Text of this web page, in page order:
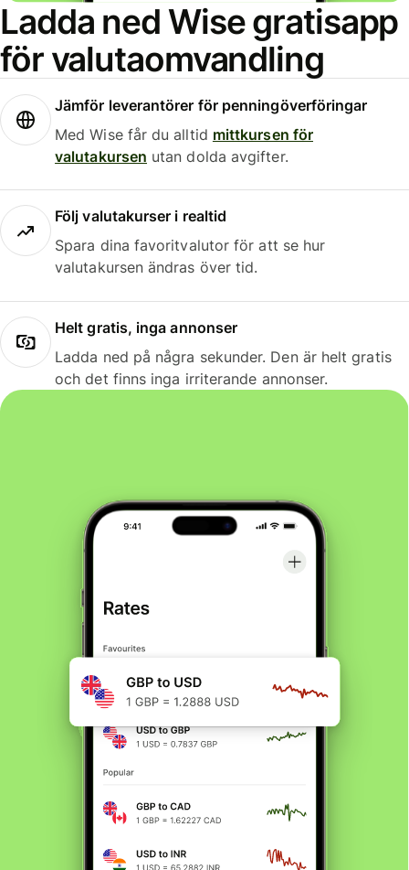
Ladda ned Wise gratisapp
för valutaomvandling
Jämför leverantörer för penningöverföringar
Med Wise får du alltid mittkursen för
valutakursen utan dolda avgifter.
Följ valutakurser i realtid
Spara dina favoritvalutor för att se hur
valutakursen ändras över tid.
Helt gratis, inga annonser
Ladda ned på några sekunder. Den är helt gratis
och det finns inga irriterande annonser.